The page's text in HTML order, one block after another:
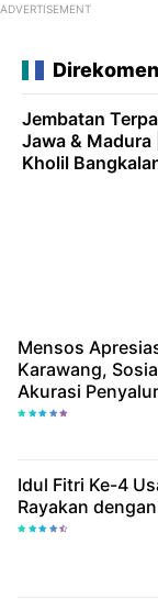
ADVERTISEMENT
Jembatan
Jawa &
Kholil
Mensos
Karawang,
Akurasi
Idul Fitri Ke-4
Rayakan